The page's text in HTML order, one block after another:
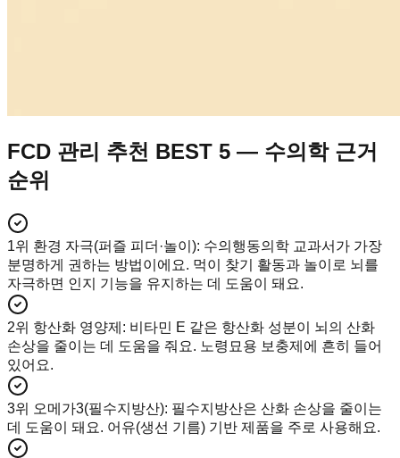
FCD 관리 추천 BEST 5 — 수의학 근거
순위
1위 환경 자극(퍼즐 피더·놀이): 수의행동의학 교과서가 가장
분명하게 권하는 방법이에요. 먹이 찾기 활동과 놀이로 뇌를
자극하면 인지 기능을 유지하는 데 도움이 돼요.
2위 항산화 영양제 : 비타민 E 같은 항산화 성분이 뇌의 산화
손상을 줄이는 데 도움을 줘요. 노령묘용 보충제에 흔히 들어
있어요.
3위 오메가3(필수지방산): 필수지방산은 산화 손상을 줄이는
데 도움이 돼요. 어유(생선 기름) 기반 제품을 주로 사용해요.